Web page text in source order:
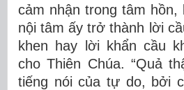
cảm nhận trong tâm hồn,
nội tâm ấy trở thành lời
khen hay lời khẩn cầu
cho Thiên Chúa. “Quả
tiếng nói của tự do, bởi